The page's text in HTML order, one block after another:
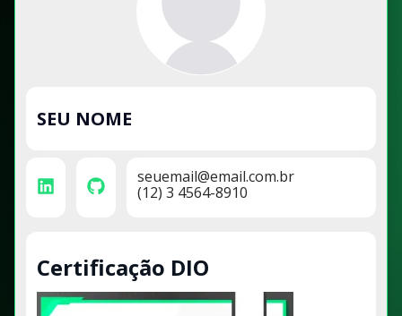
SEU NOME
seuemail@email.com.br
(12) 3 4564-8910
Certificação DIO